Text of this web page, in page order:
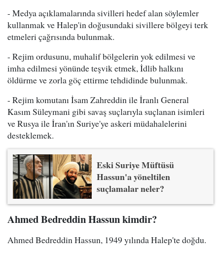
- Medya açıklamalarında sivilleri hedef alan söylemler
kullanmak ve Halep'in doğusundaki sivillere bölgeyi terk
etmeleri çağrısında bulunmak.
- Rejim ordusunu, muhalif bölgelerin yok edilmesi ve
imha edilmesi yönünde teşvik etmek, İdlib halkını
öldürme ve zorla göç ettirme tehdidinde bulunmak.
- Rejim komutanı İsam Zahreddin ile İranlı General
Kasım Süleymani gibi savaş suçlarıyla suçlanan isimleri
ve Rusya ile İran'ın Suriye'ye askeri müdahalelerini
desteklemek.
Eski Suriye Müftüsü
Hassun'a yöneltilen
suçlamalar neler?
Ahmed Bedreddin Hassun kimdir?
Ahmed Bedreddin Hassun, 1949 yılında Halep'te doğdu.